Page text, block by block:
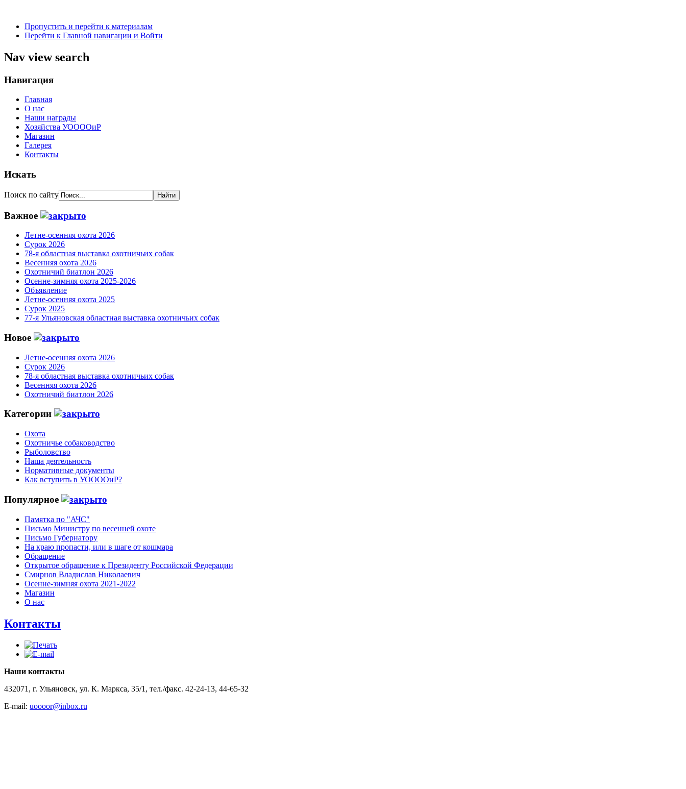
Пропустить и перейти к материалам
Перейти к Главной навигации и Войти
Nav view search
Навигация
Главная
О нас
Наши награды
Хозяйства УООООиР
Магазин
Галерея
Контакты
Искать
Поиск по сайту
Важное
Летне-осенняя охота 2026
Сурок 2026
78-я областная выставка охотничьих собак
Весенняя охота 2026
Охотничий биатлон 2026
Осенне-зимняя охота 2025-2026
Объявление
Летне-осенняя охота 2025
Сурок 2025
77-я Ульяновская областная выставка охотничьих собак
Новое
Летне-осенняя охота 2026
Сурок 2026
78-я областная выставка охотничьих собак
Весенняя охота 2026
Охотничий биатлон 2026
Категории
Охота
Охотничье собаководство
Рыболовство
Наша деятельность
Нормативные документы
Как вступить в УООООиР?
Популярное
Памятка по "АЧС"
Письмо Министру по весенней охоте
Письмо Губернатору
На краю пропасти, или в шаге от кошмара
Обращение
Открытое обращение к Президенту Российской Федерации
Смирнов Владислав Николаевич
Осенне-зимняя охота 2021-2022
Магазин
О нас
Контакты
Наши контакты
432071, г. Ульяновск, ул. К. Маркса, 35/1, тел./факс. 42-24-13, 44-65-32
E-mail: uoooor@inbox.ru